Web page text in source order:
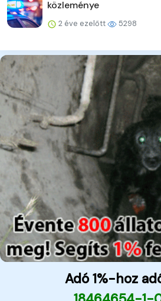
közleménye
2 éve ezelőtt 5298
Adó 1%-hoz